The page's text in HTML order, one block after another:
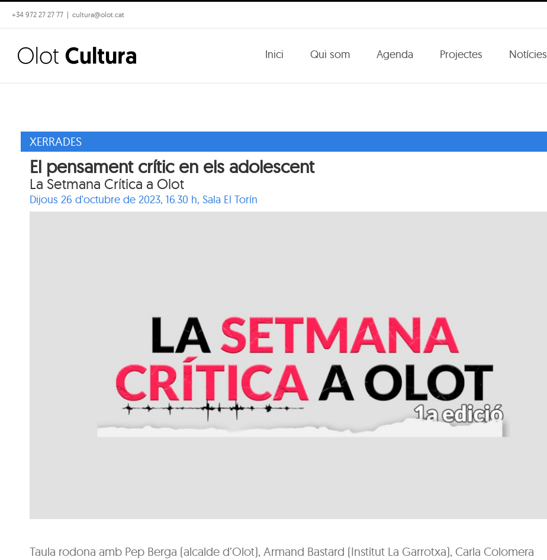
Skip
to
content
+34 972 27 27 77 | cultura@olot.cat
Inici Qui som Agenda Projectes Notícies
XERRADES
El pensament crític en els adolescent
La Setmana Crítica a Olot
Dijous 26 d'octubre de 2023, 16.30 h, Sala El Torín
Taula rodona amb Pep Berga (alcalde d’Olot), Armand Bastard (Institut La Garrotxa), Carla Colomera